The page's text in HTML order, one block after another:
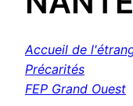
Accueil de
Précarités
FEP Grand Ouest